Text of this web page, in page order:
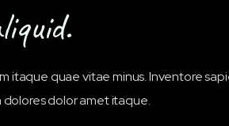
itaque quae vitae minus. Inventore
dolores dolor amet itaque.